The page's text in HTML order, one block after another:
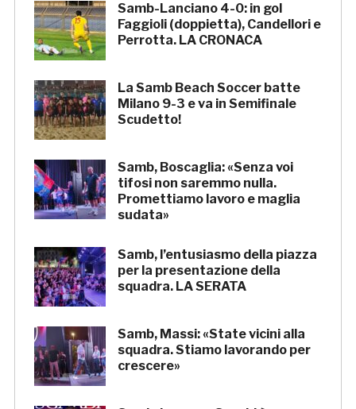
Samb-Lanciano 4-0: in gol
Faggioli (doppietta), Candellori e
Perrotta. LA CRONACA
La Samb Beach Soccer batte
Milano 9-3 e va in Semifinale
Scudetto!
Samb, Boscaglia: «Senza voi
tifosi non saremmo nulla.
Promettiamo lavoro e maglia
sudata»
Samb, l’entusiasmo della piazza
per la presentazione della
squadra. LA SERATA
Samb, Massi: «State vicini alla
squadra. Stiamo lavorando per
crescere»